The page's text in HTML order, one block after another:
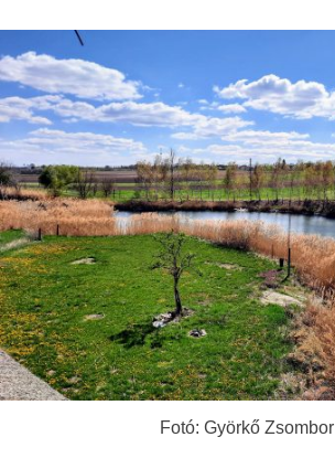
Fotó: Györkő Zsombor